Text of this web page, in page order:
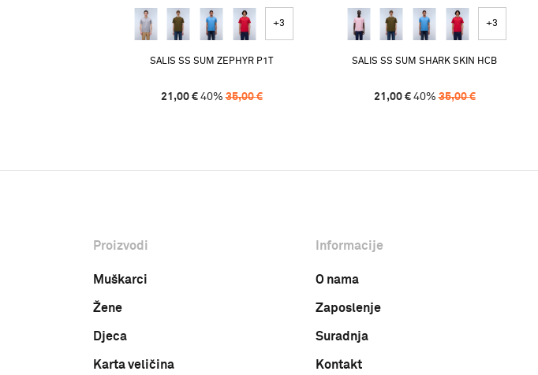
+3
SALIS SS SUM ZEPHYR P1T
21,00 € 40% 35,00€
+3
SALIS SS SUM SHARK SKIN HCB
21,00 € 40% 35,00€
Proizvodi
Muškarci
Žene
Djeca
Karta veličina
Informacije
O nama
Zaposlenje
Suradnja
Kontakt